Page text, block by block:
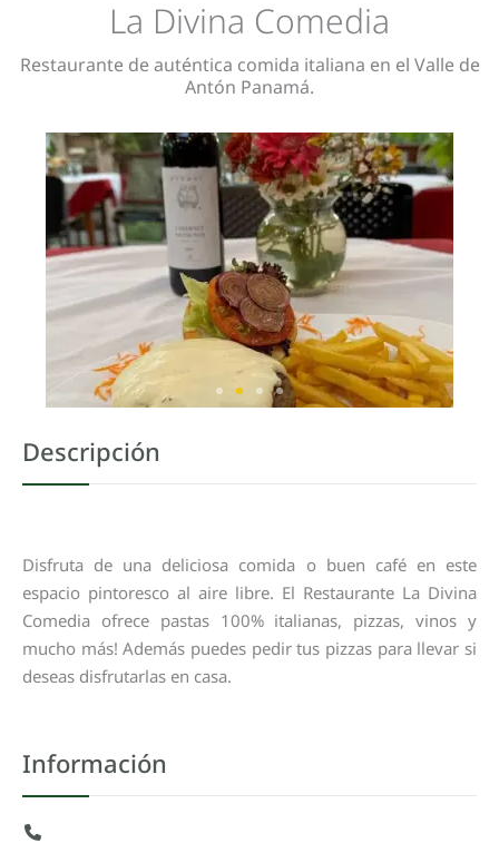
La Divina Comedia
Restaurante de auténtica comida italiana en el Valle de
Antón Panamá.
Descripción
Disfruta de una deliciosa comida o buen café en este
espacio pintoresco al aire libre. El Restaurante La Divina
Comedia ofrece pastas 100% italianas, pizzas, vinos y
mucho más! Además puedes pedir tus pizzas para llevar si
deseas disfrutarlas en casa.
Información